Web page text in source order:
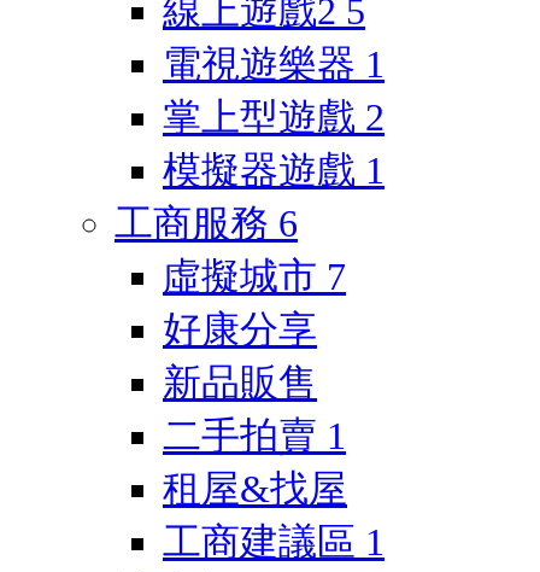
線上遊戲2 5
電視遊樂器 1
掌上型遊戲 2
模擬器遊戲 1
工商服務 6
虛擬城市 7
好康分享
新品販售
二手拍賣 1
租屋&找屋
工商建議區 1